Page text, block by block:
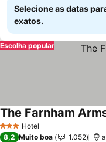
Selecione as datas
exatos.
Escolha popular
3 EstrelasHotel
The Farnham
8,2 Muito boa 1.052